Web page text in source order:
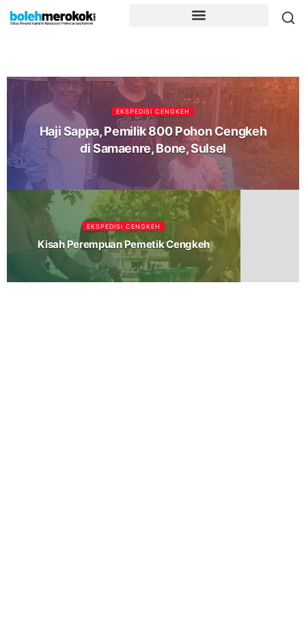
EKSPEDISI CENGKEH
Haji Sappa, Pemilik 800 Pohon Cengkeh
di Samaenre, Bone, Sulsel
EKSPEDISI CENGKEH
Kisah Perempuan Pemetik Cengkeh